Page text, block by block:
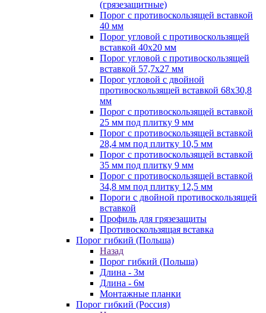
(грязезащитные)
Порог с противоскользящей вставкой
40 мм
Порог угловой с противоскользящей
вставкой 40х20 мм
Порог угловой с противоскользящей
вставкой 57,7х27 мм
Порог угловой с двойной
противоскользящей вставкой 68х30,8
мм
Порог с противоскользящей вставкой
25 мм под плитку 9 мм
Порог с противоскользящей вставкой
28,4 мм под плитку 10,5 мм
Порог с противоскользящей вставкой
35 мм под плитку 9 мм
Порог с противоскользящей вставкой
34,8 мм под плитку 12,5 мм
Пороги с двойной противоскользящей
вставкой
Профиль для грязезащиты
Противоскользящая вставка
Порог гибкий (Польша)
Назад
Порог гибкий (Польша)
Длина - 3м
Длина - 6м
Монтажные планки
Порог гибкий (Россия)